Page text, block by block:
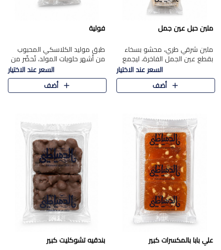
ملبن حبل عين جمل
ملبن شرقي طري، محشو بسخاء
بقطع عين الجمل الفاخرة، ليجمع
بين القوام الناعم وقرمشة الجوز
في مذاق شرقي أصيل.
السعر عند الاختيار
أضف
فولية
طبق موليد الكلاسكي المحبوب
من أشهر حلويات المولد، تُحضّر من
فول سوداني محمص بعناية
ومغلف بطبقة رقيقة من السكر
المكرمل، لتمنحك قرمشة أصيلة
السعر عند الاختيار
أضف
علي بابا بالمكسرات كبير بندقيه تشوكليت كبير